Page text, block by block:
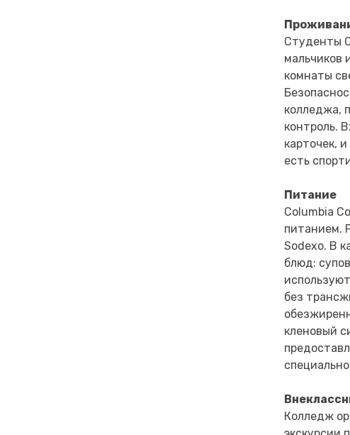
Студенты
мальчиков
комнаты
колледжа,
контроль.
карточек,
есть
Питание
Columbia
питанием.
Sodexo. В
блюд:
без
кленовый
Колледж